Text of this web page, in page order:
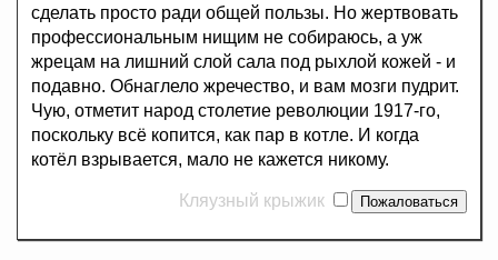
сделать просто ради общей пользы. Но жертвовать
профессиональным нищим не собираюсь, а уж
жрецам на лишний слой сала под рыхлой кожей - и
подавно. Обнаглело жречество, и вам мозги пудрит.
Чую, отметит народ столетие революции 1917-го,
поскольку всё копится, как пар в котле. И когда
котёл взрывается, мало не кажется никому.
Кляузный крыжик